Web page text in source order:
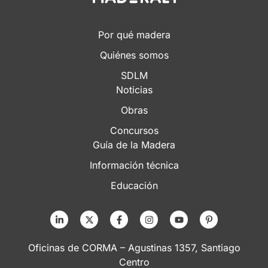
Por qué madera
Quiénes somos
SDLM
Noticias
Obras
Concursos
Guía de la Madera
Información técnica
Educación
Oficinas de CORMA – Agustinas 1357, Santiago
Centro